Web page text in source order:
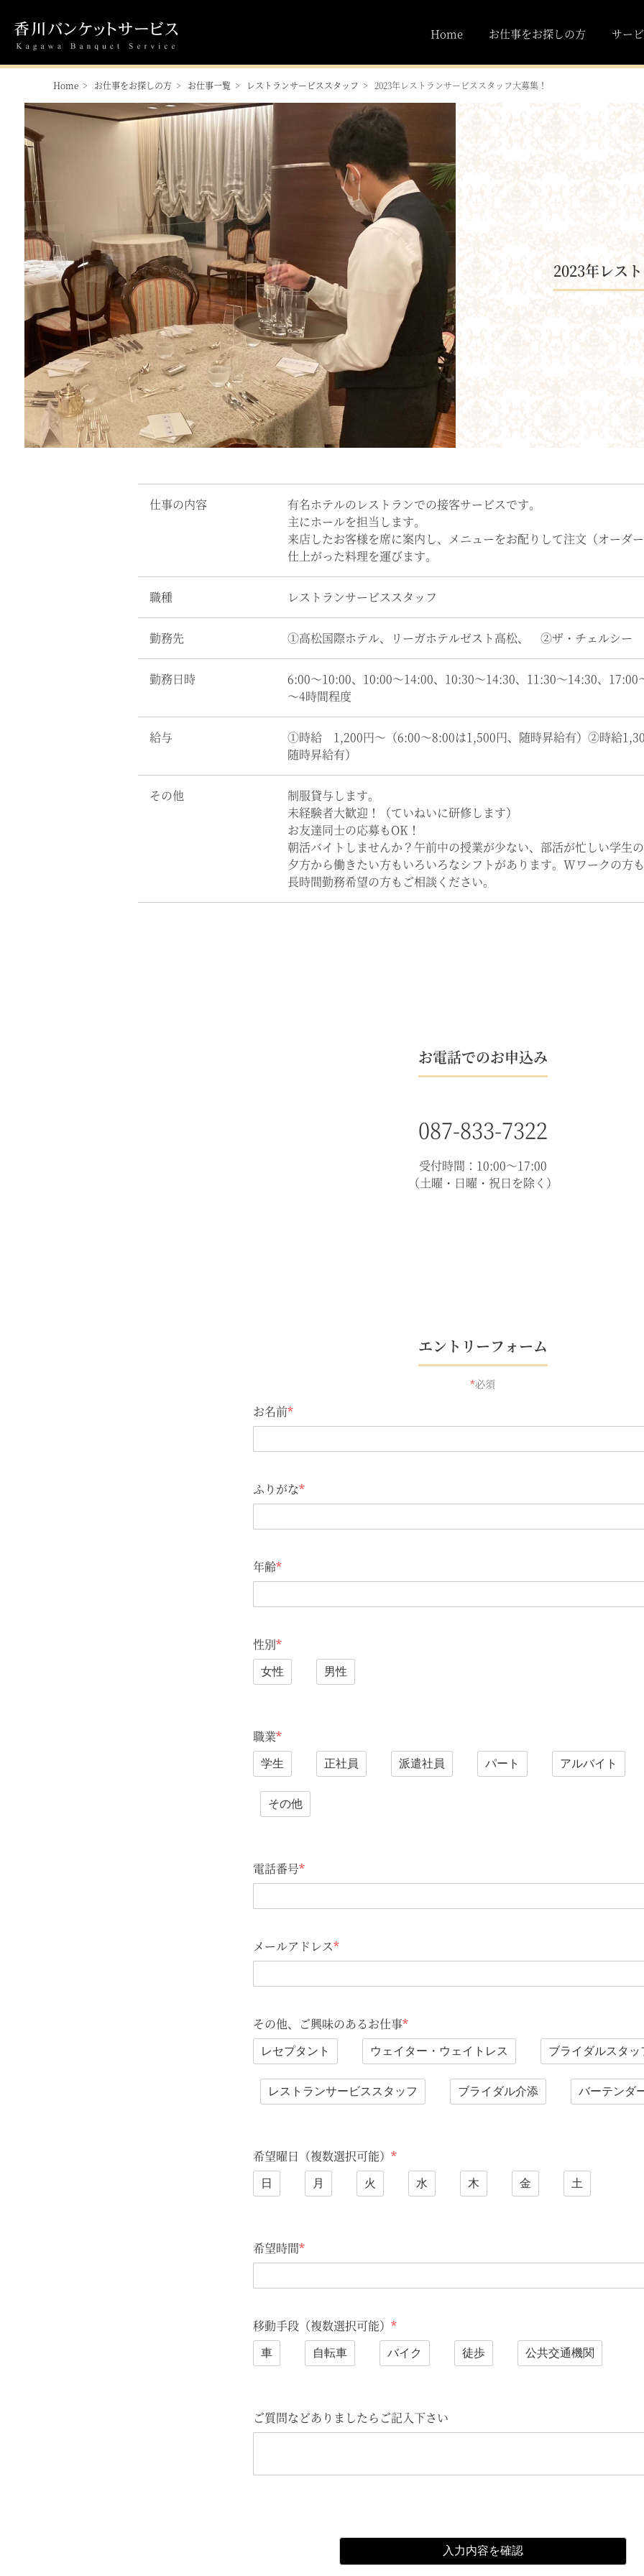
Home お仕事をお探しの方 サー
Home お仕事をお探しの方 お仕事一覧 レストランサービススタッフ 2023年レストランサービススタッフ大募集！
2023年レス
仕事の内容
有名ホテルのレストランでの接客サービスです。
主にホールを担当します。
来店したお客様を席に案内し、メニューをお配りして注文（オーダ
仕上がった料理を運びます。
職種 レストランサービススタッフ
勤務先 ①高松国際ホテル、リーガホテルゼスト高松、 ②ザ・チェルシー
勤務日時
6:00～10:00、10:00～14:00、10:30～14:30、11:30～14:30、
～4時間程度
給与
①時給 1,200円～（6:00～8:00は1,500円、随時昇給有）②時給
随時昇給有）
その他
制服貸与します。
未経験者大歓迎！（ていねいに研修します）
お友達同士の応募もOK！
朝活バイトしませんか？午前中の授業が少ない、部活が忙しい学生
夕方から働きたい方もいろいろなシフトがあります。Wワークの方
長時間勤務希望の方もご相談ください。
お電話でのお申込み
087-833-7322
受付時間：10:00～17:00
（土曜・日曜・祝日を除く）
エントリーフォーム
*必須
お名前*
ふりがな*
年齢*
性別*
女性 男性
職業*
学生 正社員 派遣社員 パート アルバイト
その他
電話番号*
メールアドレス*
その他、ご興味のあるお仕事*
レセプタント ウェイター・ウェイトレス ブライダルスタッ
レストランサービススタッフ ブライダル介添 バーテンダ
希望曜日（複数選択可能） *
日 月 火 水 木 金 土
希望時間*
移動手段（複数選択可能） *
車 自転車 バイク 徒歩 公共交通機関
ご質問などありましたらご記入下さい
入力内容を確認